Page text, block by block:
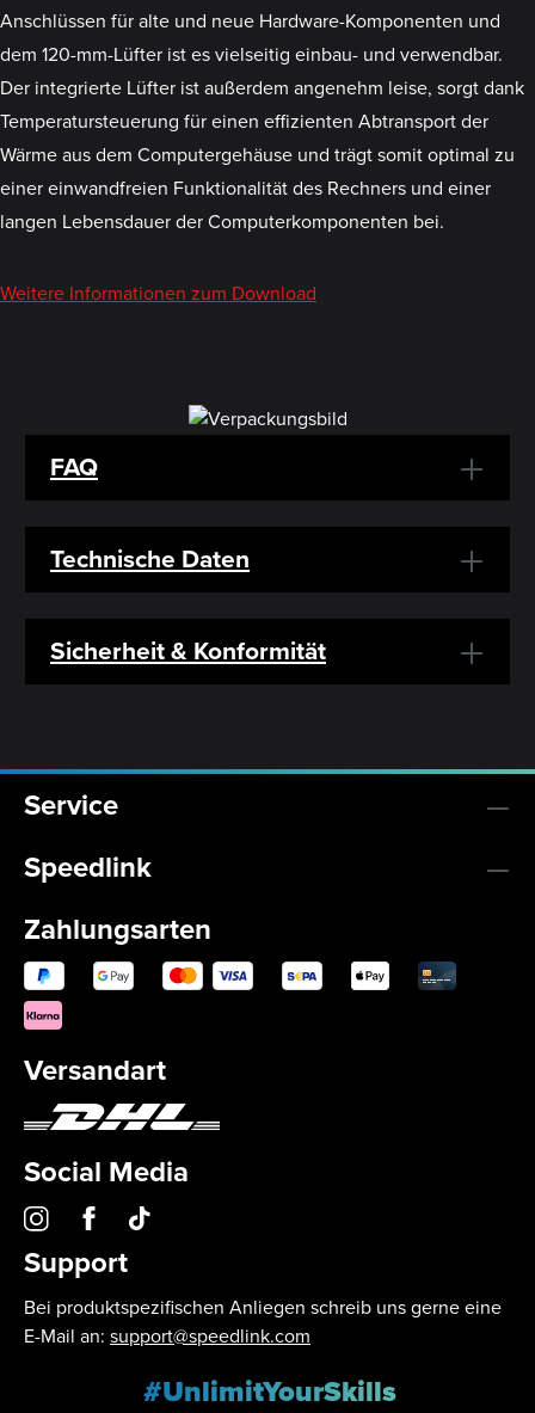
Anschlüssen für alte und neue Hardware-Komponenten und
dem 120-mm-Lüfter ist es vielseitig einbau- und verwendbar.
Der integrierte Lüfter ist außerdem angenehm leise, sorgt dank
Temperatursteuerung für einen effizienten Abtransport der
Wärme aus dem Computergehäuse und trägt somit optimal zu
einer einwandfreien Funktionalität des Rechners und einer
langen Lebensdauer der Computerkomponenten bei.
Weitere Informationen zum Download
FAQ
Technische Daten
Sicherheit & Konformität
Service
Speedlink
Zahlungsarten
Versandart
Social Media
Support
Bei produktspezifischen Anliegen schreib uns gerne eine
E-Mail an: support@speedlink.com
#UnlimitYourSkills